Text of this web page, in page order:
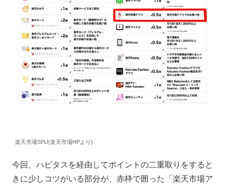
楽天市場SPU(楽天市場HPより)
今回、ハピタスを経由してポイントの二重取りをすると
きに少しコツがいる部分が、赤枠で囲った「楽天市場ア